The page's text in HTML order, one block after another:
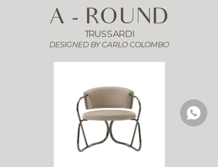
A - ROUND
TRUSSARDI
DESIGNED BY CARLO COLOMBO